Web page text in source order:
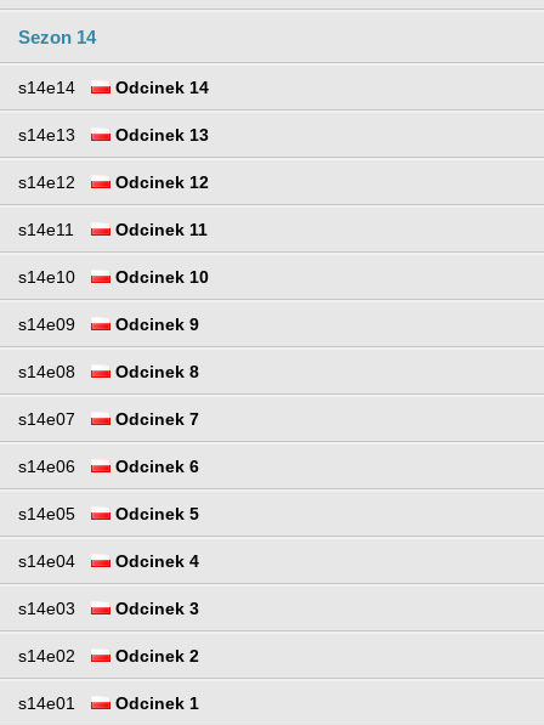
Sezon 14
s14e14 Odcinek 14
s14e13 Odcinek 13
s14e12 Odcinek 12
s14e11 Odcinek 11
s14e10 Odcinek 10
s14e09 Odcinek 9
s14e08 Odcinek 8
s14e07 Odcinek 7
s14e06 Odcinek 6
s14e05 Odcinek 5
s14e04 Odcinek 4
s14e03 Odcinek 3
s14e02 Odcinek 2
s14e01 Odcinek 1